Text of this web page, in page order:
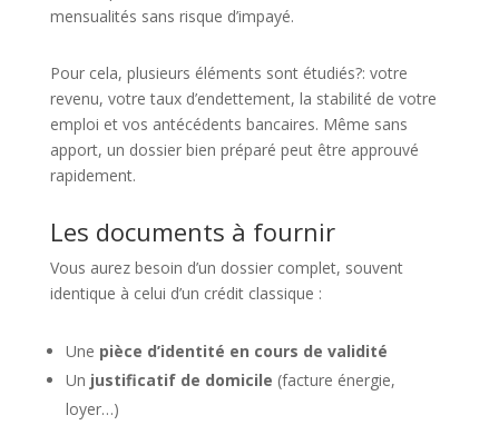
mensualités sans risque d’impayé.
Pour cela, plusieurs éléments sont étudiés?: votre
revenu, votre taux d’endettement, la stabilité de votre
emploi et vos antécédents bancaires. Même sans
apport, un dossier bien préparé peut être approuvé
rapidement.
Les documents à fournir
Vous aurez besoin d’un dossier complet, souvent
identique à celui d’un crédit classique :
Une pièce d’identité en cours de validité
Un justificatif de domicile (facture énergie,
loyer…)